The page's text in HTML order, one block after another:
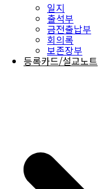
일지
출석부
금전출납부
회의록
보존장부
등록카드/설교노트